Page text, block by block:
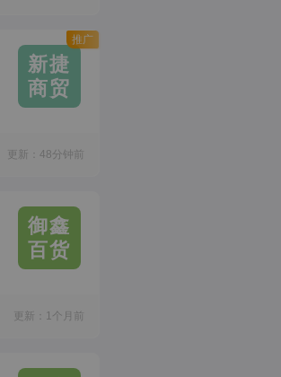
推广
新捷
商贸
更新：48分钟前
御鑫
百货
更新：1个月前